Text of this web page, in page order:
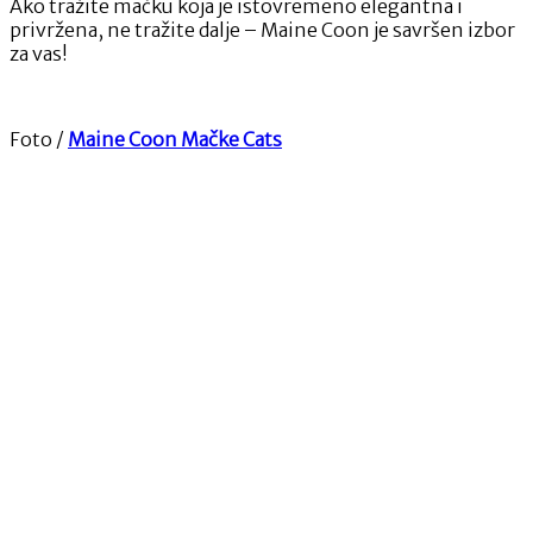
Ako tražite mačku koja je istovremeno elegantna i
privržena, ne tražite dalje – Maine Coon je savršen izbor
za vas!
Foto / Maine Coon Mačke Cats